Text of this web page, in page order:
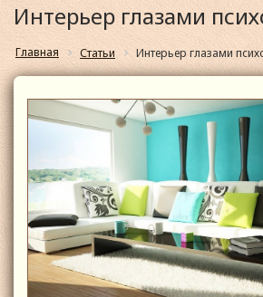
Интерьер глазами
Главная Статьи Интерьер глазами